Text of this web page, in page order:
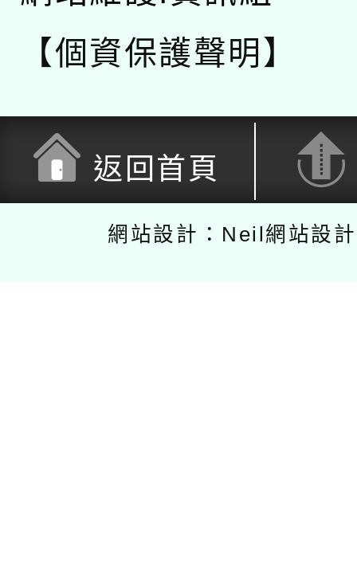
【個資保護聲明】
返回首頁
網站設計：Neil網站設